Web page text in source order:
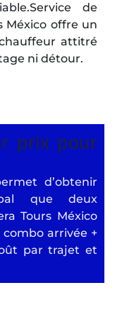
de
México offre un
attitré
ni détour.
prix pour
d’obtenir
que deux
Tours México
arrivée +
par trajet et